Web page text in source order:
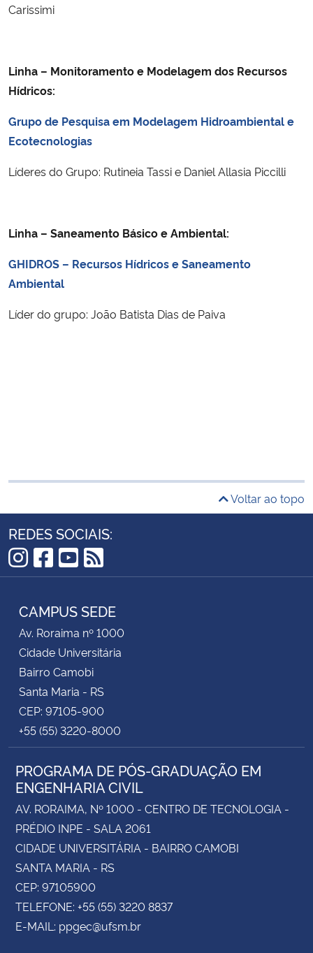
Carissimi
Linha – Monitoramento e Modelagem dos Recursos
Hídricos:
Grupo de Pesquisa em Modelagem Hidroambiental e
Ecotecnologias
Líderes do Grupo: Rutineia Tassi e Daniel Allasia Piccilli
Linha – Saneamento Básico e Ambiental:
GHIDROS – Recursos Hídricos e Saneamento
Ambiental
Líder do grupo: João Batista Dias de Paiva
Voltar ao topo
REDES SOCIAIS:
Instagram
Facebook
YouTube
RSS
CAMPUS SEDE
Av. Roraima nº 1000
Cidade Universitária
Bairro Camobi
Santa Maria - RS
CEP: 97105-900
+55 (55) 3220-8000
PROGRAMA DE PÓS-GRADUAÇÃO EM
ENGENHARIA CIVIL
AV. RORAIMA, Nº 1000 - CENTRO DE TECNOLOGIA -
PRÉDIO INPE - SALA 2061
CIDADE UNIVERSITÁRIA - BAIRRO CAMOBI
SANTA MARIA - RS
CEP: 97105900
TELEFONE: +55 (55) 3220 8837
E-MAIL: ppgec@ufsm.br